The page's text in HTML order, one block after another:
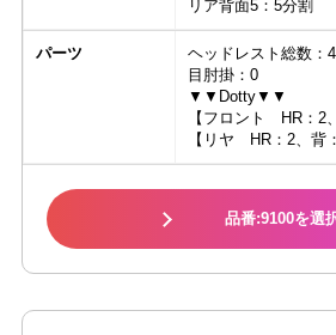
リア背面5：5分割
パーツ
ヘッドレスト総数
目肘掛：0
▼▼Dotty▼▼
【フロント HR：2
【リヤ HR：2、背
品番:9100を選